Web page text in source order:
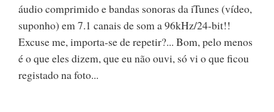
áudio comprimido e bandas sonoras da iTunes (vídeo,
suponho) em 7.1 canais de som a 96kHz/24-bit!!
Excuse me, importa-se de repetir?... Bom, pelo menos
é o que eles dizem, que eu não ouvi, só vi o que ficou
registado na foto...